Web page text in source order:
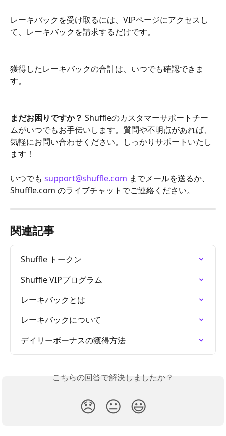
レーキバックを受け取るには、VIPページにアクセスし
て、レーキバックを請求するだけです。
獲得したレーキバックの合計は、いつでも確認できま
す。
まだお困りですか？ Shuffleのカスタマーサポートチー
ムがいつでもお手伝いします。質問や不明点があれば、
気軽にお問い合わせください。しっかりサポートいたし
ます！
いつでも support@shuffle.com までメールを送るか、
Shuffle.com のライブチャットでご連絡ください。
関連記事
Shuffle トークン
Shuffle VIPプログラム
レーキバックとは
レーキバックについて
デイリーボーナスの獲得方法
こちらの回答で解決しましたか？
😞 😐 😃